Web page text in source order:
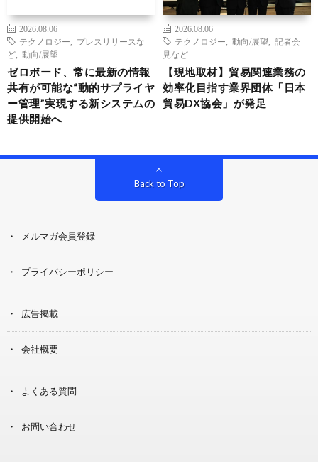
2026.08.06
テクノロジー
プレスリリースな
ど
動向/展望
ゼロボード、常に最新の情報
共有が可能な“動的サプライヤ
ー管理”実現する新システムの
提供開始へ
2026.08.06
テクノロジー
動向/展望
記者会
見など
【現地取材】貿易関連業務の
効率化目指す業界団体「日本
貿易DX協会」が発足
Back to Top
メルマガ会員登録
プライバシーポリシー
広告掲載
会社概要
よくある質問
お問い合わせ